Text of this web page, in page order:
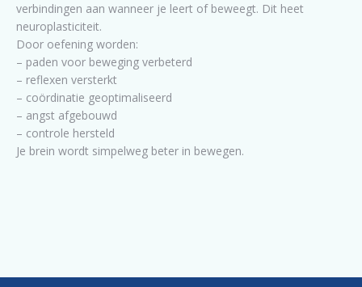
verbindingen aan wanneer je leert of beweegt. Dit heet
neuroplasticiteit.
Door oefening worden:
– paden voor beweging verbeterd
– reflexen versterkt
– coördinatie geoptimaliseerd
– angst afgebouwd
– controle hersteld
Je brein wordt simpelweg beter in bewegen.